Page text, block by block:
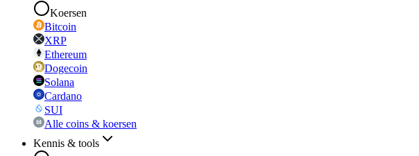
Koersen
Bitcoin
XRP
Ethereum
Dogecoin
Solana
Cardano
SUI
Alle coins & koersen
Kennis & tools